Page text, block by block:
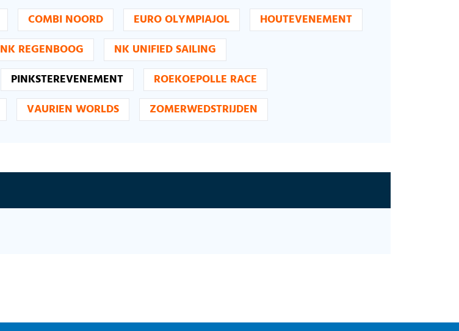
COMBI NOORD EURO OLYMPIAJOL
HOUTEVENEMENT
NK REGENBOOG
NK UNIFIED SAILING
PINKSTEREVENEMENT
ROEKOEPOLLE RACE
VAURIEN WORLDS ZOMERWEDSTRIJDEN